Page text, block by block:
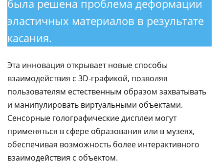
была решена проблема деформации
эластичных материалов в результате
касания.
Эта инновация открывает новые способы
взаимодействия с 3D-графикой, позволяя
пользователям естественным образом захватывать
и манипулировать виртуальными объектами.
Сенсорные голографические дисплеи могут
применяться в сфере образования или в музеях,
обеспечивая возможность более интерактивного
взаимодействия с объектом.